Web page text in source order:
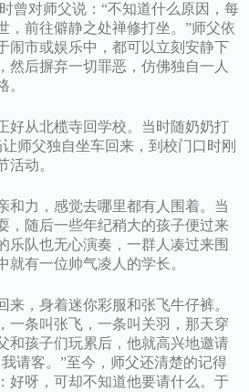
曾对师父说：“不知道什么原因，每
，前往僻静之处禅修打坐。”师父依
闹市或娱乐中，都可以立刻安静下
然后摒弃一切罪恶，仿佛独自一人
。
好从北榄寺回学校。当时随奶奶打
师父独自坐车回来，到校门口时刚
活动。
和力，感觉去哪里都有人围着。当
，随后一些年纪稍大的孩子便过来
乐队也无心演奏，一群人凑过来围
就有一位帅气凌人的学长。
来，身着迷你彩服和张飞牛仔裤。
一条叫张飞，一条叫关羽，那天穿
和孩子们玩累后，他就高兴地邀请
请客。”至今，师父还清楚的记得
好呀，可却不知道他要请什么。于